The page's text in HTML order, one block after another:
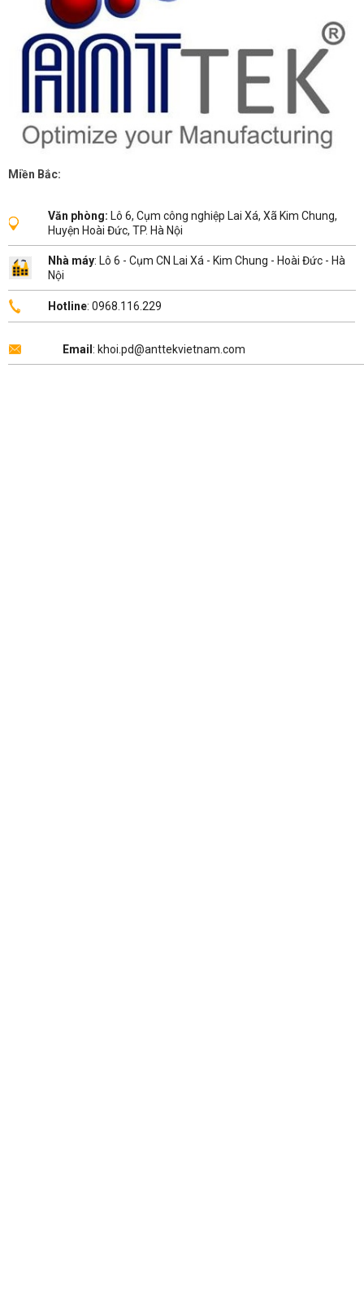
Miền Bắc:
Văn phòng: Lô 6, Cụm công nghiệp Lai Xá, Xã Kim Chung,
Huyện Hoài Đức, TP. Hà Nội
Nhà máy: Lô 6 - Cụm CN Lai Xá - Kim Chung - Hoài Đức - Hà
Nội
Hotline: 0968.116.229
Email : khoi.pd@anttekvietnam.com